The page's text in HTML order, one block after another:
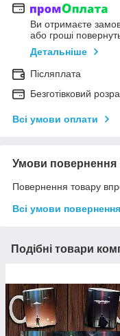
Ви отримаєте
або гроші
Детальніше
Післяплата
Безготівковий
Всі умови оплати
Умови повернення
Повернення товару
Всі умови повернення
Подібні товари